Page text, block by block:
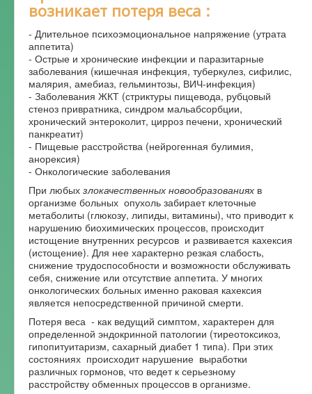
возникает потеря веса :
- Длительное психоэмоциональное напряжение (утрата
аппетита)
- Острые и хронические инфекции и паразитарные
заболевания (кишечная инфекция, туберкулез, сифилис,
малярия, амебиаз, гельминтозы, ВИЧ-инфекция)
- Заболевания ЖКТ (стриктуры пищевода, рубцовый
стеноз привратника, синдром мальабсорбции,
хронический энтероколит, цирроз печени, хронический
панкреатит)
- Пищевые расстройства (нейрогенная булимия,
анорексия)
- Онкологические заболевания
При любых злокачественных новообразованиях в
организме больных опухоль забирает клеточные
метаболиты (глюкозу, липиды, витамины), что приводит к
нарушению биохимических процессов, происходит
истощение внутренних ресурсов и развивается кахексия
(истощение). Для нее характерно резкая слабость,
снижение трудоспособности и возможности обслуживать
себя, снижение или отсутствие аппетита. У многих
онкологических больных именно раковая кахексия
является непосредственной причиной смерти.
Потеря веса - как ведущий симптом, характерен для
определенной эндокринной патологии (тиреотоксикоз,
гипопитуитаризм, сахарный диабет 1 типа). При этих
состояниях происходит нарушение выработки
различных гормонов, что ведет к серьезному
расстройству обменных процессов в организме.